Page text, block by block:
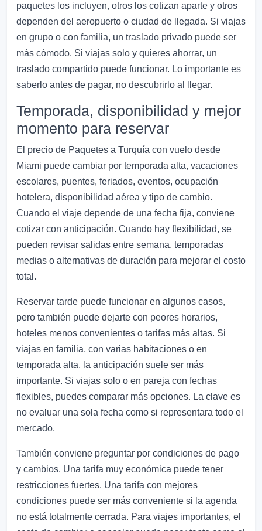
paquetes los incluyen, otros los cotizan aparte y otros
dependen del aeropuerto o ciudad de llegada. Si viajas
en grupo o con familia, un traslado privado puede ser
más cómodo. Si viajas solo y quieres ahorrar, un
traslado compartido puede funcionar. Lo importante es
saberlo antes de pagar, no descubrirlo al llegar.
Temporada, disponibilidad y mejor
momento para reservar
El precio de Paquetes a Turquía con vuelo desde
Miami puede cambiar por temporada alta, vacaciones
escolares, puentes, feriados, eventos, ocupación
hotelera, disponibilidad aérea y tipo de cambio.
Cuando el viaje depende de una fecha fija, conviene
cotizar con anticipación. Cuando hay flexibilidad, se
pueden revisar salidas entre semana, temporadas
medias o alternativas de duración para mejorar el costo
total.
Reservar tarde puede funcionar en algunos casos,
pero también puede dejarte con peores horarios,
hoteles menos convenientes o tarifas más altas. Si
viajas en familia, con varias habitaciones o en
temporada alta, la anticipación suele ser más
importante. Si viajas solo o en pareja con fechas
flexibles, puedes comparar más opciones. La clave es
no evaluar una sola fecha como si representara todo el
mercado.
También conviene preguntar por condiciones de pago
y cambios. Una tarifa muy económica puede tener
restricciones fuertes. Una tarifa con mejores
condiciones puede ser más conveniente si la agenda
no está totalmente cerrada. Para viajes importantes, el